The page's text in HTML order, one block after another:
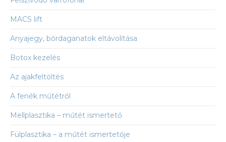
MACS lift
Anyajegy, bőrdaganatok eltávolítása
Botox kezelés
Az ajakfeltöltés
A fenék műtétről
Mellplasztika – műtét ismertető
Fülplasztika – a műtét ismertetője